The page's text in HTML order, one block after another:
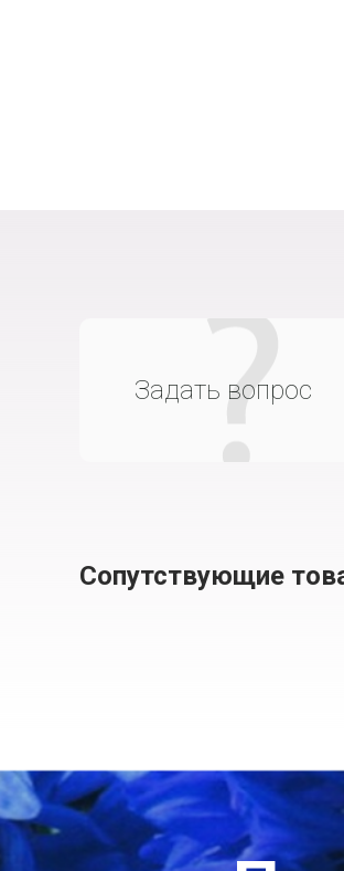
Задать вопрос
Сопутствующие